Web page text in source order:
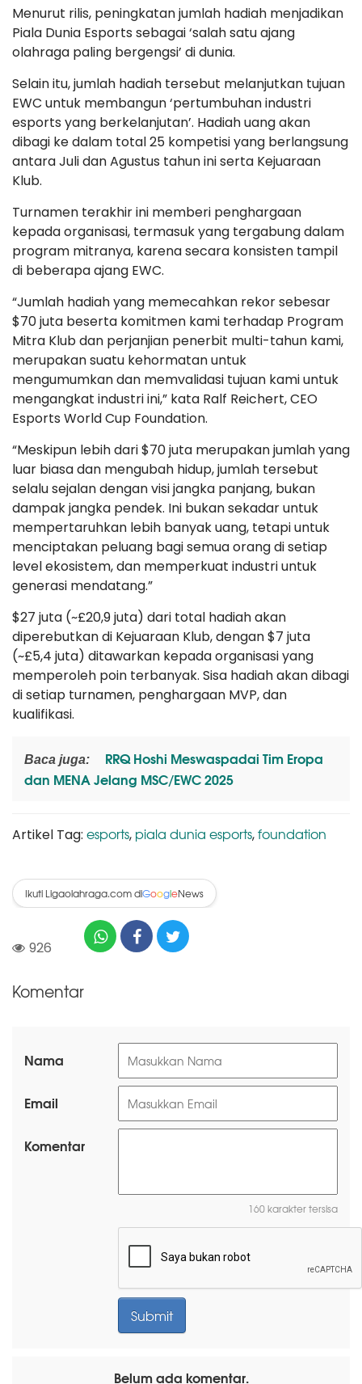
Menurut rilis, peningkatan jumlah hadiah menjadikan
Piala Dunia Esports sebagai ‘salah satu ajang
olahraga paling bergengsi’ di dunia.
Selain itu, jumlah hadiah tersebut melanjutkan tujuan
EWC untuk membangun ‘pertumbuhan industri
esports yang berkelanjutan’. Hadiah uang akan
dibagi ke dalam total 25 kompetisi yang berlangsung
antara Juli dan Agustus tahun ini serta Kejuaraan
Klub.
Turnamen terakhir ini memberi penghargaan
kepada organisasi, termasuk yang tergabung dalam
program mitranya, karena secara konsisten tampil
di beberapa ajang EWC.
“Jumlah hadiah yang memecahkan rekor sebesar
$70 juta beserta komitmen kami terhadap Program
Mitra Klub dan perjanjian penerbit multi-tahun kami,
merupakan suatu kehormatan untuk
mengumumkan dan memvalidasi tujuan kami untuk
mengangkat industri ini,” kata Ralf Reichert, CEO
Esports World Cup Foundation.
“Meskipun lebih dari $70 juta merupakan jumlah yang
luar biasa dan mengubah hidup, jumlah tersebut
selalu sejalan dengan visi jangka panjang, bukan
dampak jangka pendek. Ini bukan sekadar untuk
mempertaruhkan lebih banyak uang, tetapi untuk
menciptakan peluang bagi semua orang di setiap
level ekosistem, dan memperkuat industri untuk
generasi mendatang.”
$27 juta (~£20,9 juta) dari total hadiah akan
diperebutkan di Kejuaraan Klub, dengan $7 juta
(~£5,4 juta) ditawarkan kepada organisasi yang
memperoleh poin terbanyak. Sisa hadiah akan dibagi
di setiap turnamen, penghargaan MVP, dan
kualifikasi.
Baca juga:
RRQ Hoshi Meswaspadai Tim Eropa
dan MENA Jelang MSC/EWC 2025
Artikel Tag: esports, piala dunia esports,foundation
Ikuti Ligaolahraga.com diGoogleNews
926
Komentar
Nama
Email
Komentar
160 karakter tersisa
Belum ada komentar.